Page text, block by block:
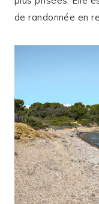
de randonnée en